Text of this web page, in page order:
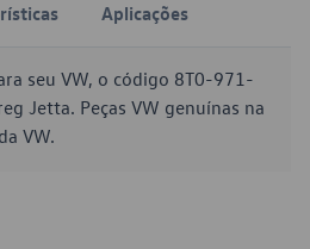
Aplicações
seu VW, o código 8T0-971-
Jetta. Peças VW genuínas na
VW.